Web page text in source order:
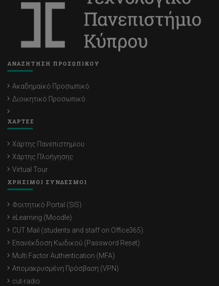
ΑΝΑΖΗΤΗΣΗ ΠΡΟΣΩΠΙΚΟΥ
Ακαδημαϊκό Προσωπικό
Διοικητικό Προσωπικό
ΧΑΡΤΕΣ
Χάρτης Πανεπιστημίου
Χάρτης Πλοήγησης
Virtual Tour
ΧΡΗΣΙΜΟΙ ΣΥΝΔΕΣΜΟΙ
Φοιτητικό Portal (SIS)
eLearning (Moodle)
CUT Mail (students and staff on Office365)
Επανέκδοση Κωδικού (Password Reset)
Multi Factor Authentication (MFA)
Απομακρυσμένη Πρόσβαση (VPN)
cut-radio